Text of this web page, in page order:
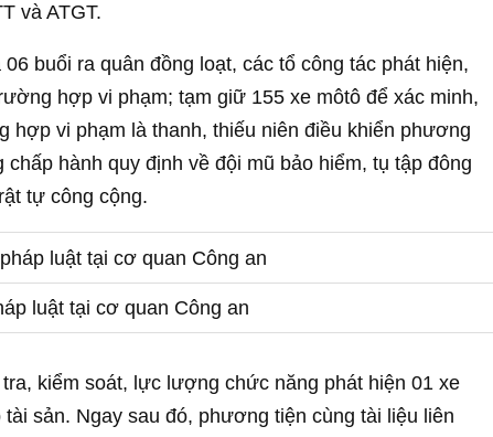
và ATGT.
buổi ra quân đồng loạt, các tổ công tác phát hiện,
hợp vi phạm; tạm giữ 155 xe môtô để xác minh,
hợp vi phạm là thanh, thiếu niên điều khiển phương
hành quy định về đội mũ bảo hiểm, tụ tập đông
tự công cộng.
luật tại cơ quan Công an
kiểm soát, lực lượng chức năng phát hiện 01 xe
sản. Ngay sau đó, phương tiện cùng tài liệu liên